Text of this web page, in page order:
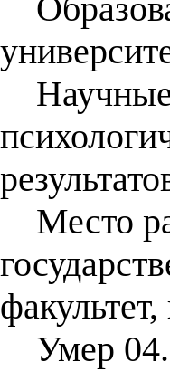
Научные
Место
Умер